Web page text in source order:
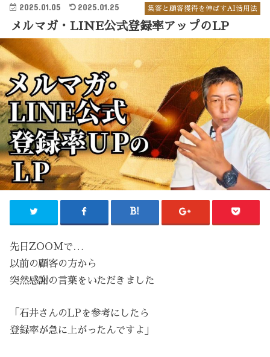
集客と顧客獲得を伸ばすAI活用法
2025.01.05 2025.01.25
メルマガ・LINE公式登録率アップのLP
先日ZOOMで…
以前の顧客の方から
突然感謝の言葉をいただきました
「石井さんのLPを参考にしたら
登録率が急に上がったんですよ」